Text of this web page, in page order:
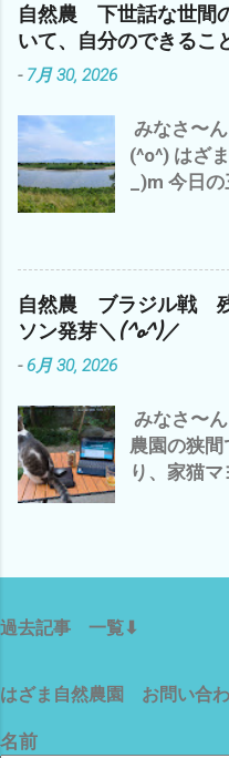
ベルトに付
中のスコッ
ついつい
い 忘れる
が降らな
リも、な
は、 ター
ライムで
ターミネ
ャッピー
げず、 楽
では、 また
重県 津市
´ω｀*) ま
やガス検
り機のメン
今、 モノ
／ これで
の準備バ
は、 また
自然農 下世話な世間
いて、自分のできるこ
- 7月 30, 2026
みなさ〜
(^o^) はざ
_)m 今日
立？ は
か(^o^) で
トのおかげ
中は、 カ
で、 即
い出した
キオクシア
晩は、 AI
S&P500
ません な
なったら
自然農 ブラジル戦
ソン発芽＼(^o^)／
-6月 30, 2026
みなさ〜
農園の狭
り、家猫
プ ブラ
ト観戦 一
気味で 今
と言って
庭だけで
過去記事 一覧⬇
はざま自然農園 お問い合
名前